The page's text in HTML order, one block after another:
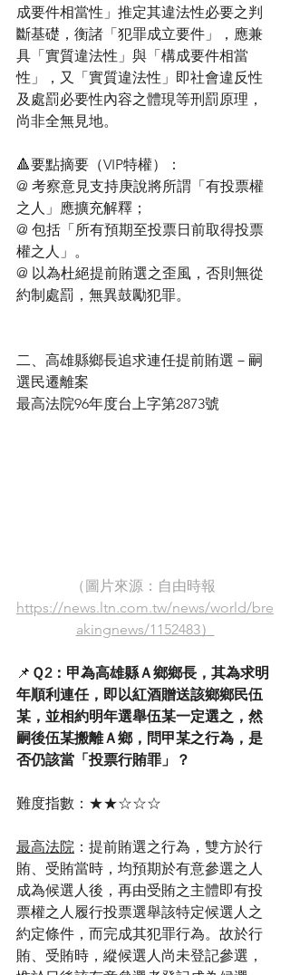
成要件相當性」推定其違法性必要之判
斷基礎，衡諸「犯罪成立要件」，應兼
具「實質違法性」與「構成要件相當
性」，又「實質違法性」即社會違反性
及處罰必要性內容之體現等刑罰原理，
尚非全無見地。
🔺要點摘要（VIP特權）：
@ 考察意見支持庚說將所謂「有投票權
之人」應擴充解釋；
@ 包括「所有預期至投票日前取得投票
權之人」。
@ 以為杜絕提前賄選之歪風，否則無從
約制處罰，無異鼓勵犯罪。
二、高雄縣鄉長追求連任提前賄選－嗣
選民遷離案
最高法院96年度台上字第2873號
（圖片來源：自由時報
https://news.ltn.com.tw/news/world/bre
akingnews/1152483）
📌 Ｑ2：甲為高雄縣Ａ鄉鄉長，其為求明
年順利連任，即以紅酒贈送該鄉鄉民伍
某，並相約明年選舉伍某一定選之，然
嗣後伍某搬離Ａ鄉，問甲某之行為，是
否仍該當「投票行賄罪」？
難度指數：★★☆☆☆
最高法院 ：提前賄選之行為，雙方於行
賄、受賄當時，均預期於有意參選之人
成為候選人後，再由受賄之主體即有投
票權之人履行投票選舉該特定候選人之
約定條件，而完成其犯罪行為。故於行
賄、受賄時，縱候選人尚未登記參選，